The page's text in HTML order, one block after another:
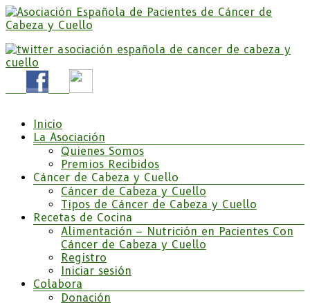
Saltar
al
Asociación Española de Pacientes de Cáncer de
Cabeza y Cuello
Somos la Asociación Española de Pacientes de Cáncer
de Cabeza y cuello «APC», una asociación sin animo
de lucro que pretendemos apoyar a pacientes y
familiares.
MenúInicio
La Asociación
Quienes Somos
Premios Recibidos
Cáncer de Cabeza y Cuello
Cáncer de Cabeza y Cuello
Tipos de Cáncer de Cabeza y Cuello
Recetas de Cocina
Alimentación – Nutrición en Pacientes Con
Cáncer de Cabeza y Cuello
Registro
Iniciar sesión
Colabora
Donación